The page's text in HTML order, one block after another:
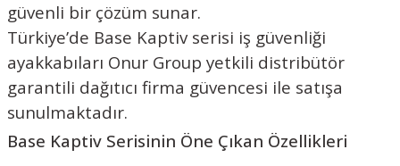
güvenli bir çözüm sunar.
Türkiye’de Base Kaptiv serisi iş güvenliği
ayakkabıları Onur Group yetkili distribütör
garantili dağıtıcı firma güvencesi ile satışa
sunulmaktadır.
Base Kaptiv Serisinin Öne Çıkan Özellikleri